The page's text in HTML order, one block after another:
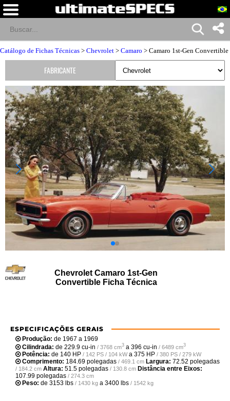
Catálogo de Fichas Técnicas > Chevrolet > Camaro > Camaro 1st-Gen Convertible
Chevrolet Camaro 1st-Gen
Convertible Ficha Técnica
ESPECIFICAÇÕES GERAIS
Produção: de 1967 a 1969
Cilindrada: de 229.9 cu-in / 3768 cm3 a 396 cu-in / 6489 cm3
Potência: de 140 HP / 142 PS / 104 kWa 375 HP / 380 PS / 279 kW
Comprimento: 184.69 polegadas / 469.1 cm Largura: 72.52 polegadas
/ 184.2 cm Altura: 51.5 polegadas / 130.8 cm Distância entre Eixos:
107.99 polegadas / 274.3 cm
Peso: de 3153 lbs / 1430 kg a 3400 lbs / 1542 kg
FABRICANTE